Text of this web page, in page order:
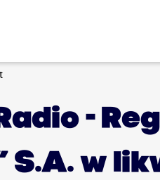
-
S.A. w